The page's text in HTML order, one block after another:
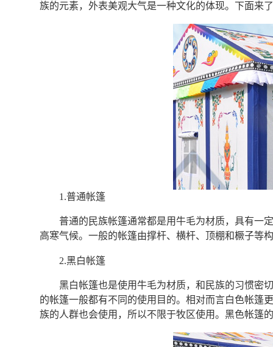
族的元素，外表美观大气是一种文化的体现。下面来
1.普通帐篷
普通的民族帐篷通常都是用牛毛为材质，具有一
高寒气候。一般的帐篷由撑杆、横杆、顶棚和橛子等
2.黑白帐篷
黑白帐篷也是使用牛毛为材质，和民族的习惯密
的帐篷一般都有不同的使用目的。相对而言白色帐篷
族的人群也会使用，所以不限于牧区使用。黑色帐篷